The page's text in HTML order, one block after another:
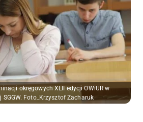
okręgowych XLII edycji OWiUR w
SGGW. Foto_Krzysztof Zacharuk